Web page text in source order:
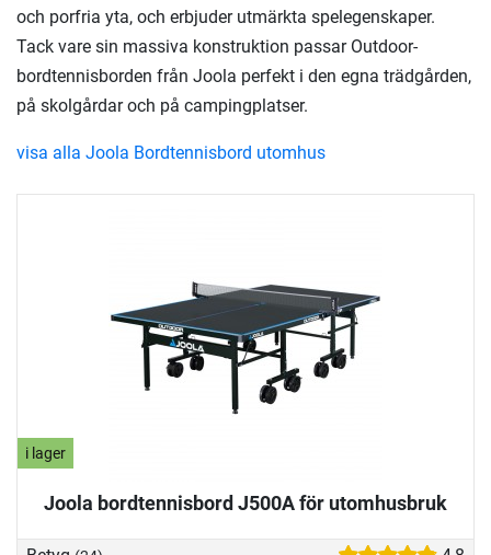
i lager
Joola bordtennisbord J500A för utomhusbruk
och porfria yta, och erbjuder utmärkta spelegenskaper.
Tack vare sin massiva konstruktion passar Outdoor-
bordtennisborden från Joola perfekt i den egna trädgården,
på skolgårdar och på campingplatser.
visa alla Joola Bordtennisbord utomhus